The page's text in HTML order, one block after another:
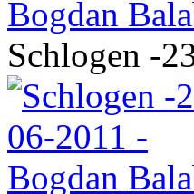
Schlogen -